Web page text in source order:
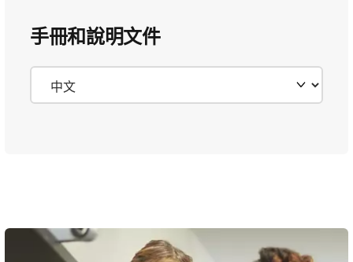
手冊和說明文件